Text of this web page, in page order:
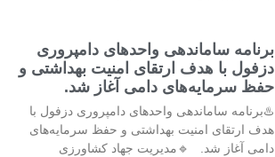
برنامه ساماندهی واحدهای دامپروری
دزفول با هدف ارتقای امنیت بهداشتی و
حفظ سرمایه‌های دامی آغاز شد.
♨️برنامه ساماندهی واحدهای دامپروری دزفول با
هدف ارتقای امنیت بهداشتی و حفظ سرمایه‌های
دامی آغاز شد. 🔹مدیریت جهاد کشاورزی